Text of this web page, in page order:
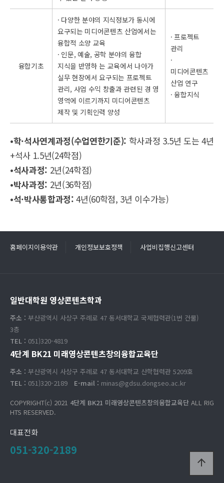
융합기초
· 다양한 분야의 지식정보가 동시에
요구되는 미디어콘텐츠 산업에서는
융합적 소양 교육
· 인문, 예술, 공학 분야의 융합
지식을 반영하 는 교육에서 나아가
실무 현장에서 요구되는 프로젝트
관리, 사업 수익 창출과 관련된 경 영
영역에 이르기까지 미디어콘텐츠
제작 및 기획인력 양성
· 프로젝트
관리
·
미디어콘텐츠
산업 연구
· 융합지식
•학·석사연계과정(수업연한기준): 학사과정 3.5년 도는 4년
+석사 1.5년(24학점)
•석사과정: 2년(24학점)
•박사과정: 2년(36학점)
•석·박사통합과정:4년(60학점, 3년 이수가능)
홈페이지이용약관 개인정보보호정책 사업비집행신고센터
일반대학원 영상콘텐츠학과
주소 : 부산광역시 사상구 주례로 47 동서대학교 국제협력관(1번 건물)
3층
TEL : 051)320-4819
4단계 BK21 미래영상콘텐츠창의융합교육단
주소 : 부산광역시 사상구 주례로 47 동서대학교 산학협력관 5209호
TEL : 051)320-2189 E-mail : minas@gdsu.dongseo.ac.kr
COPYRIGHT(c) 2021 4단계 BK21 미래영상콘텐츠창의융합교육단 ALL RIG
HTS RESERVED.
대표전화
051-320-2189
arrow_upward